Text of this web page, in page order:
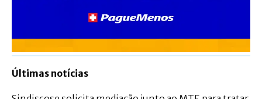
Últimas notícias